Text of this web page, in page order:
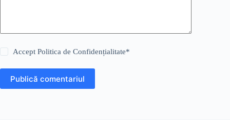
AcceptPolitica de Confidențialitate*
Publică comentariul